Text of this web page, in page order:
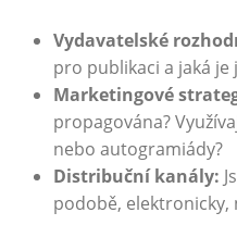
Vydavatelské
pro publikaci a jaká je
Marketingové
propagována?
nebo autogramiády?
Distribuční kanály:
podobě, elektronicky,